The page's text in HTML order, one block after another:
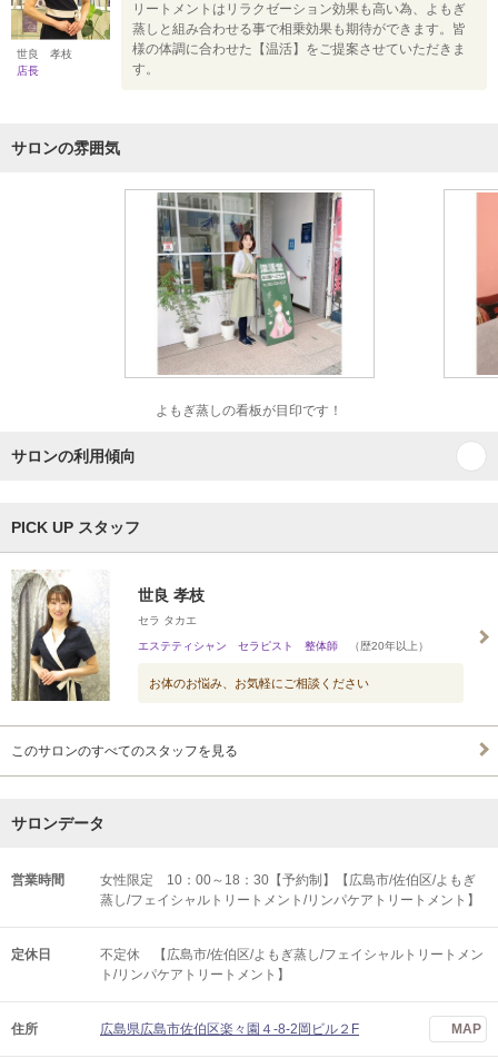
世良 孝枝
店長
リートメントはリラクゼーション効果も高い為、よもぎ
蒸しと組み合わせる事で相乗効果も期待ができます。皆
様の体調に合わせた【温活】をご提案させていただきま
す。
サロンの雰囲気
よもぎ蒸しの看板が目印です！
サロンの利用傾向
PICK UP スタッフ
世良 孝枝
セラ タカエ
エステティシャン セラピスト 整体師 （歴20年以上）
お体のお悩み、お気軽にご相談ください
このサロンのすべてのスタッフを見る
サロンデータ
営業時間
女性限定 10：00～18：30【予約制】【広島市/佐伯区/よもぎ
蒸し/フェイシャルトリートメント/リンパケアトリートメント】
定休日
不定休 【広島市/佐伯区/よもぎ蒸し/フェイシャルトリートメン
ト/リンパケアトリートメント】
住所 広島県広島市佐伯区楽々園４-8-2岡ビル２F MAP